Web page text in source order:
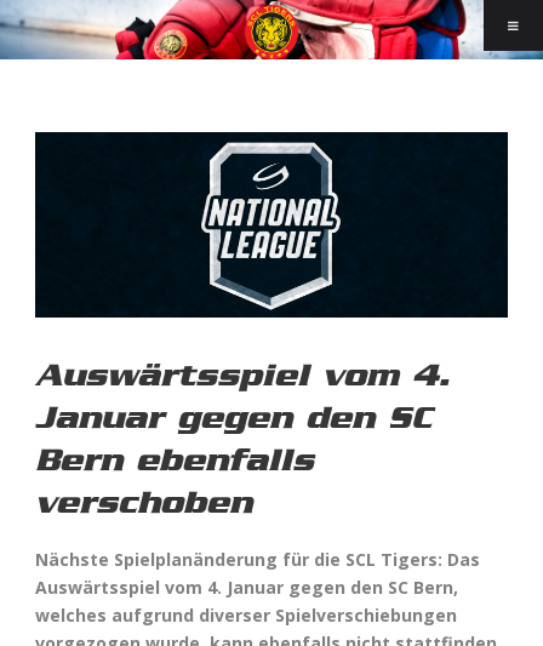
Auswärtsspiel vom 4.
Januar gegen den SC
Bern ebenfalls
verschoben
Nächste Spielplanänderung für die SCL Tigers: Das
Auswärtsspiel vom 4. Januar gegen den SC Bern,
welches aufgrund diverser Spielverschiebungen